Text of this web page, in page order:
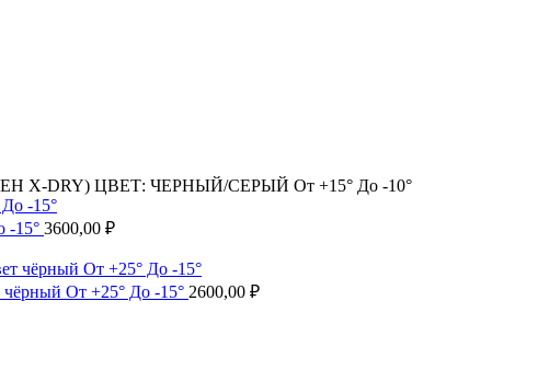
DRY) ЦВЕТ: ЧЕРНЫЙ/СЕРЫЙ От +15° До -10°
15° 3600,00 ₽
От +25° До -15° 2600,00 ₽